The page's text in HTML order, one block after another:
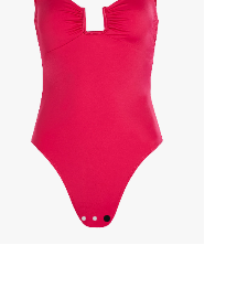
ما وصلنا حديثاً
ركن أناقة المنتجعات
الموسم الجديد
حصريًا عبر الإنترنت
جميع إصدارتنا النسائية